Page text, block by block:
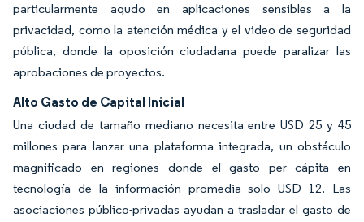
particularmente agudo en aplicaciones sensibles a la
privacidad, como la atención médica y el video de seguridad
pública, donde la oposición ciudadana puede paralizar las
aprobaciones de proyectos.
Alto Gasto de Capital Inicial
Una ciudad de tamaño mediano necesita entre USD 25 y 45
millones para lanzar una plataforma integrada, un obstáculo
magnificado en regiones donde el gasto per cápita en
tecnología de la información promedia solo USD 12. Las
asociaciones público-privadas ayudan a trasladar el gasto de